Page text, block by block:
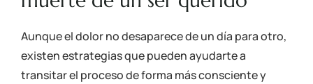
Aunque el dolor no desaparece de un día para otro,
existen estrategias que pueden ayudarte a
transitar el proceso de forma más consciente y